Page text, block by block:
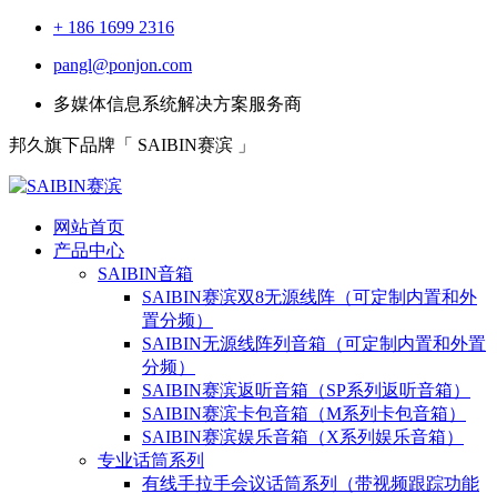
+ 186 1699 2316
pangl@ponjon.com
多媒体信息系统解决方案服务商
邦久旗下品牌「 SAIBIN赛滨 」
网站首页
产品中心
SAIBIN音箱
SAIBIN赛滨双8无源线阵（可定制内置和外
置分频）
SAIBIN无源线阵列音箱（可定制内置和外置
分频）
SAIBIN赛滨返听音箱（SP系列返听音箱）
SAIBIN赛滨卡包音箱（M系列卡包音箱）
SAIBIN赛滨娱乐音箱（X系列娱乐音箱）
专业话筒系列
有线手拉手会议话筒系列（带视频跟踪功能